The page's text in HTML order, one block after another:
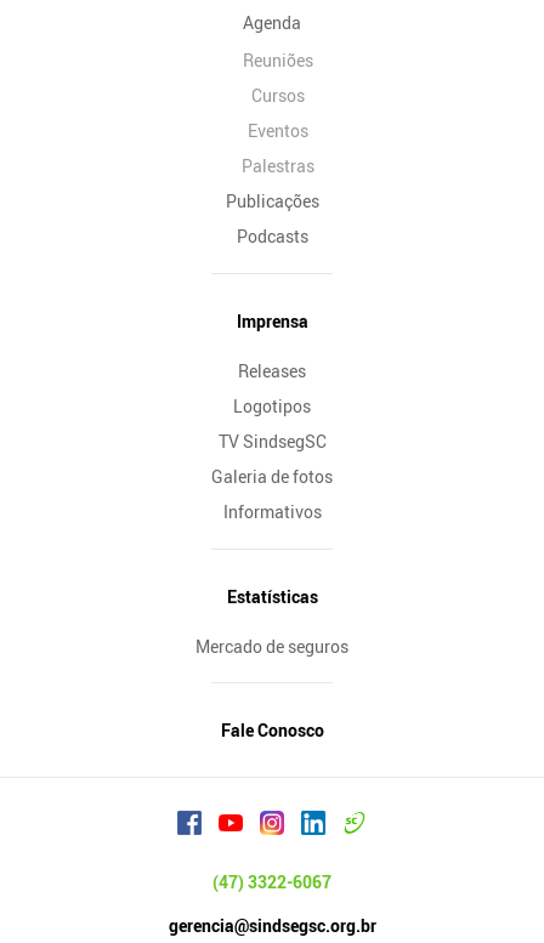
Agenda
Reuniões
Cursos
Eventos
Palestras
Publicações
Podcasts
Imprensa
Releases
Logotipos
TV SindsegSC
Galeria de fotos
Informativos
Estatísticas
Mercado de seguros
Fale Conosco
(47) 3322-6067
gerencia@sindsegsc.org.br